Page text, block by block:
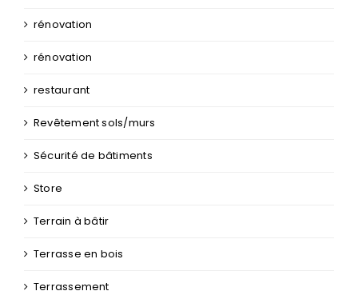
rénovation
rénovation
restaurant
Revêtement sols/murs
Sécurité de bâtiments
Store
Terrain à bâtir
Terrasse en bois
Terrassement